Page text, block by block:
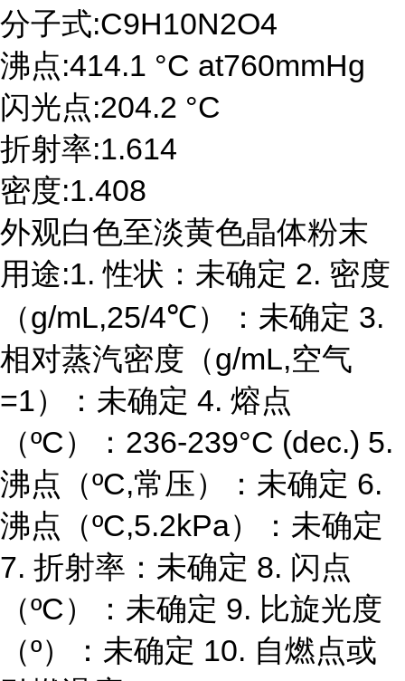
分子式:C9H10N2O4
沸点:414.1 °C at760mmHg
闪光点:204.2 °C
折射率:1.614
密度:1.408
外观白色至淡黄色晶体粉末
用途:1. 性状：未确定 2. 密度
（g/mL,25/4℃）：未确定 3.
相对蒸汽密度（g/mL,空气
=1）：未确定 4. 熔点
（ºC）：236-239°C (dec.) 5.
沸点（ºC,常压）：未确定 6.
沸点（ºC,5.2kPa）：未确定
7. 折射率：未确定 8. 闪点
（ºC）：未确定 9. 比旋光度
（º）：未确定 10. 自燃点或